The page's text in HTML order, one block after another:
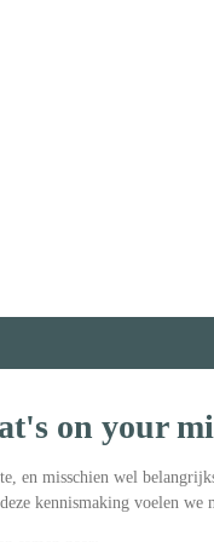
on your
en misschien wel
kennismaking voelen we